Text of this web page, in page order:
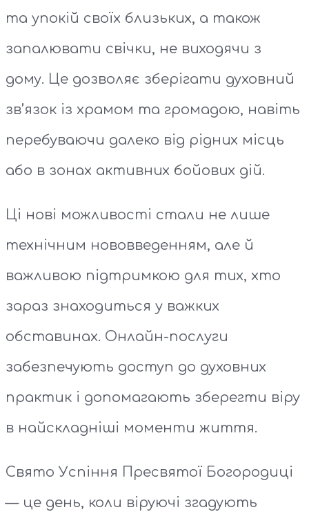
та упокій своїх близьких, а також
запалювати свічки, не виходячи з
дому. Це дозволяє зберігати духовний
зв’язок із храмом та громадою, навіть
перебуваючи далеко від рідних місць
або в зонах активних бойових дій.
Ці нові можливості стали не лише
технічним нововведенням, але й
важливою підтримкою для тих, хто
зараз знаходиться у важких
обставинах. Онлайн-послуги
забезпечують доступ до духовних
практик і допомагають зберегти віру
в найскладніші моменти життя.
Свято Успіння Пресвятої Богородиці
— це день, коли віруючі згадують